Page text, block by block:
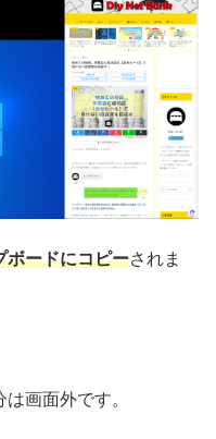
ボードにコピーされま
画面外です。